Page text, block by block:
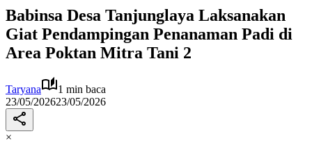
Babinsa Desa Tanjunglaya Laksanakan
Giat Pendampingan Penanaman Padi di
Area Poktan Mitra Tani 2
Taryana
1 min baca
23/05/202623/05/2026
×